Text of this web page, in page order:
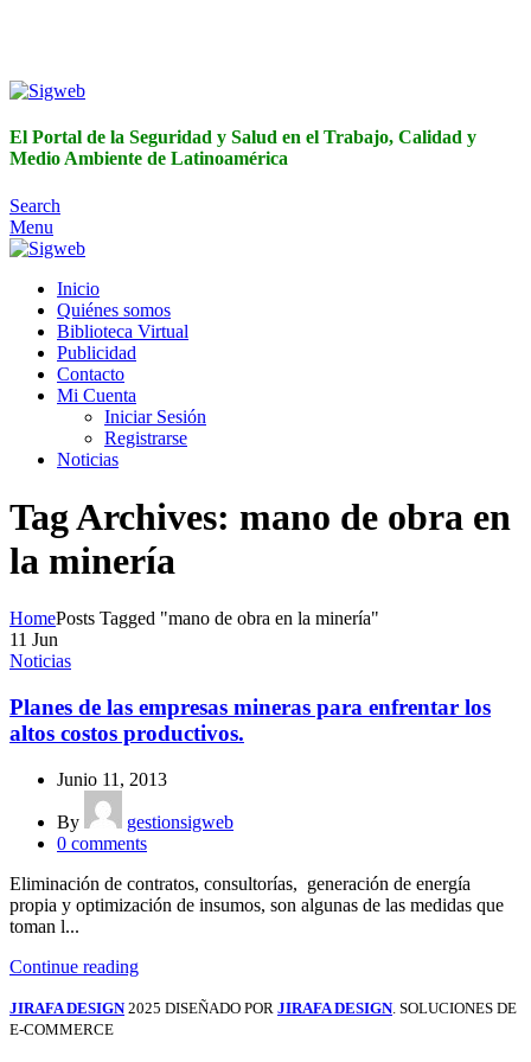
El Portal de la Seguridad y Salud en el Trabajo, Calidad y
Medio Ambiente de Latinoamérica
Search
Menu
Inicio
Quiénes somos
Biblioteca Virtual
Publicidad
Contacto
Mi Cuenta
Iniciar Sesión
Registrarse
Noticias
Tag Archives: mano de obra en
la minería
HomePosts Tagged "mano de obra en la minería"
11 Jun
Noticias
Planes de las empresas mineras para enfrentar los
altos costos productivos.
Junio 11, 2013
By
gestionsigweb
0 comments
Eliminación de contratos, consultorías, generación de energía
propia y optimización de insumos, son algunas de las medidas que
toman l...
Continue reading
JIRAFA DESIGN 2025 DISEÑADO POR JIRAFA DESIGN. SOLUCIONES DE
E-COMMERCE